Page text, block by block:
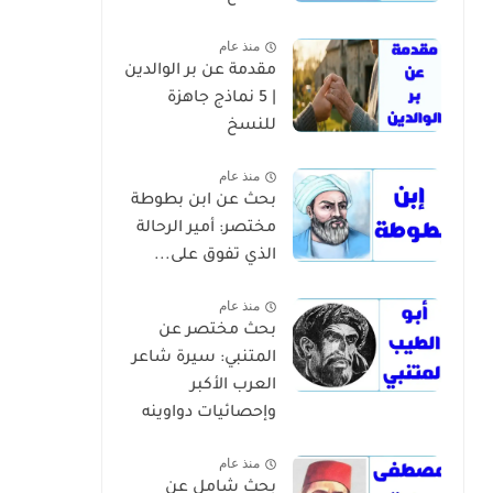
منذ عام
مقدمة عن بر الوالدين
| 5 نماذج جاهزة
للنسخ
منذ عام
بحث عن ابن بطوطة
مختصر: أمير الرحالة
الذي تفوق على...
منذ عام
بحث مختصر عن
المتنبي: سيرة شاعر
العرب الأكبر
وإحصائيات دواوينه
منذ عام
بحث شامل عن